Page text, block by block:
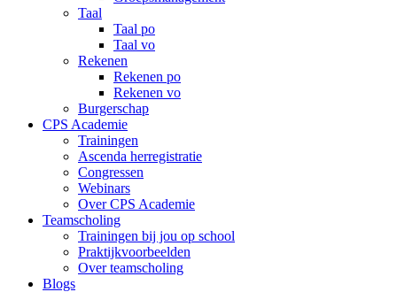
Taal
Taal po
Taal vo
Rekenen
Rekenen po
Rekenen vo
Burgerschap
CPS Academie
Trainingen
Ascenda herregistratie
Congressen
Webinars
Over CPS Academie
Teamscholing
Trainingen bij jou op school
Praktijkvoorbeelden
Over teamscholing
Blogs